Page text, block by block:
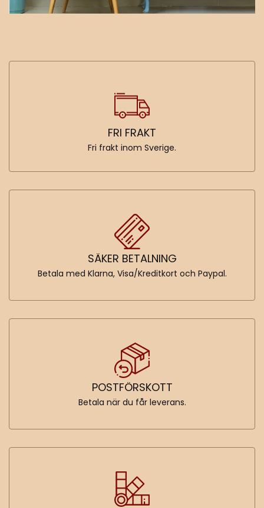
FRI FRAKT
Fri frakt inom Sverige.
SÄKER BETALNING
Betala med Klarna, Visa/Kreditkort och Paypal.
POSTFÖRSKOTT
Betala när du får leverans.